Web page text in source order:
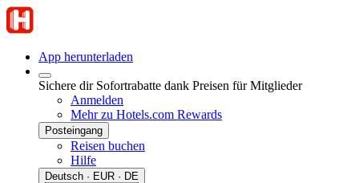
App herunterladen
Sichere dir Sofortrabatte dank Preisen für Mitglieder
Anmelden
Mehr zu Hotels.com Rewards
Posteingang
Reisen buchen
Hilfe
Deutsch · EUR · DE